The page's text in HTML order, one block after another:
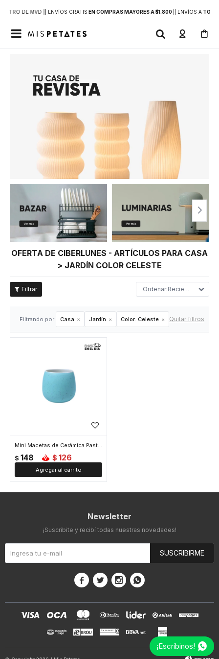
DE MVD | | ENVÍOS GRATIS EN COMPRAS MAYORES A $1.800 | ENVÍOS ATODO

OFERTA DE CIBERLUNES - ARTÍCULOS PARA CASA
> JARDÍN COLOR CELESTE
Recientes
Filtrando por: Casa Jardín Color: Celeste Quitar filtros
Mini Macetas de Cerámica Pastel - Celeste
$ 148 $ 126
Newsletter
¡Suscribite y recibí todas nuestras novedades!
SUSCRIBIRME
   
¡Escribinos!